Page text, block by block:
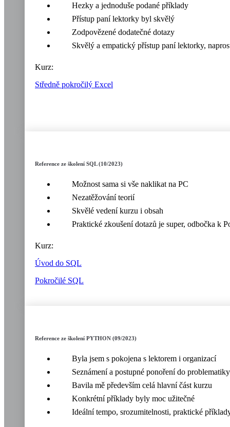
Hezky a jednoduše podané příklady
Přístup paní lektorky byl skvělý
Zodpovězené dodatečné dotazy
Skvělý a empatický přístup paní lektorky,
Kurz:
Středně pokročilý Excel
Reference ze školení SQL (10/2023)
Možnost sama si vše naklikat na PC
Nezatěžování teorií
Skvělé vedení kurzu i obsah
Praktické zkoušení dotazů je super, odbočka k
Kurz:
Úvod do SQL
Pokročilé SQL
Reference ze školení PYTHON (09/2023)
Byla jsem s pokojena s lektorem i organizací
Seznámení a postupné ponoření do
Bavila mě především celá hlavní část kurzu
Konkrétní příklady byly moc užitečné
Ideální tempo, srozumitelnosti, praktické